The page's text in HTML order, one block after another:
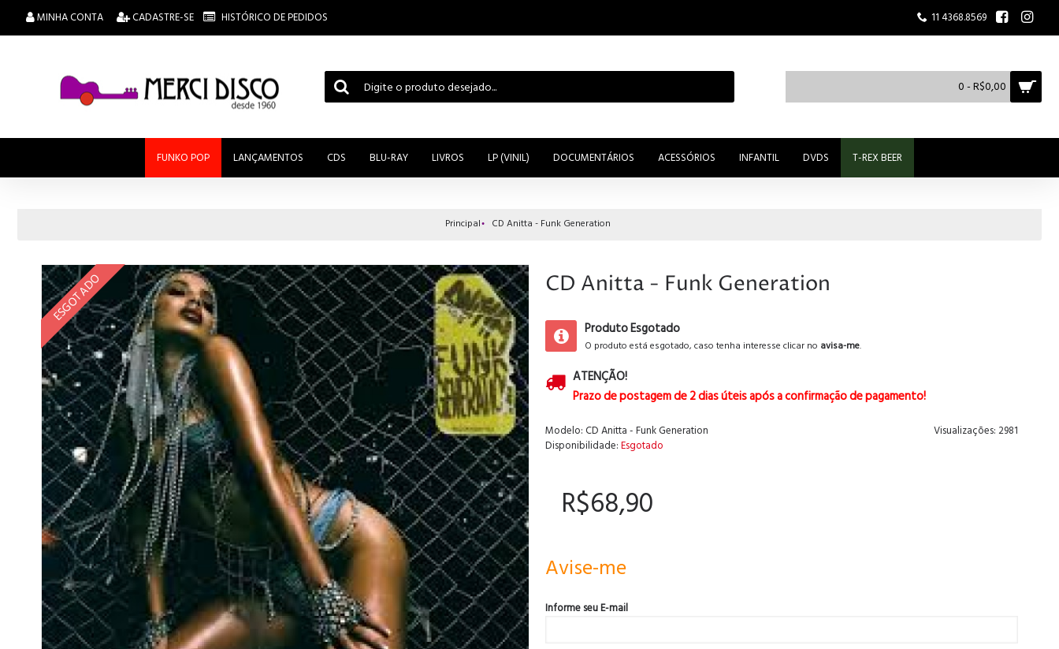
MINHA CONTA CADASTRE-SE HISTÓRICO DE PEDIDOS 11 4368.8569
0 - R$0,00
FUNKO POP LANÇAMENTOS CDS BLU-RAY LIVROS LP (VINIL) DOCUMENTÁRIOS ACESSÓRIOS INFANTIL DVDS T-REX BEER
Principal CD Anitta - Funk Generation
ESGOTADO CD Anitta - Funk Generation
Produto Esgotado
O produto está esgotado, caso tenha interesse clicar no avisa-me.
ATENÇÃO!
Prazo de postagem de 2 dias úteis após a confirmação de pagamento!
Visualizações: 2981
Modelo: CD Anitta - Funk Generation
Disponibilidade:Esgotado
R$68,90
Avise-me
Informe seu E-mail